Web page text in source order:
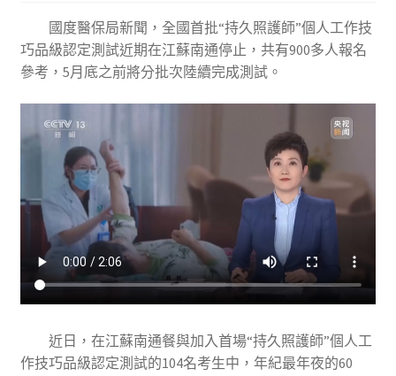
國度醫保局新聞，全國首批“持久照護師”個人工作技
巧品級認定測試近期在江蘇南通停止，共有900多人報名
參考，5月底之前將分批次陸續完成測試。
近日，在江蘇南通餐與加入首場“持久照護師”個人工
作技巧品級認定測試的104名考生中，年紀最年夜的60